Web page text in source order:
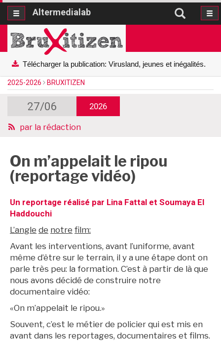
Altermedialab
Altermedialab
Télécharger la publication: Virusland, jeunes et inégalités.
2025-2026 BRUXITIZEN
27/06 2026
par la rédaction
On m’appelait le ripou
(reportage vidéo)
Un reportage réalisé par Lina Fattal et Soumaya El
Haddouchi
L’angle de notre film:
Avant les interventions, avant l’uniforme, avant
même d’être sur le terrain, il y a une étape dont on
parle très peu: la formation. C’est à partir de là que
nous avons décidé de construire notre
documentaire vidéo:
«On m’appelait le ripou.»
Souvent, c’est le métier de policier qui est mis en
avant dans les reportages, documentaires et films.